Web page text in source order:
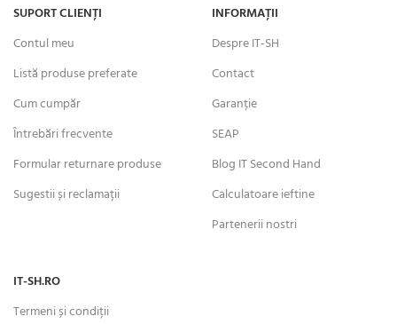
SUPORT CLIENȚI
Contul meu
Listă produse preferate
Cum cumpăr
Întrebări frecvente
Formular returnare produse
Sugestii și reclamații
INFORMAȚII
Despre IT-SH
Contact
Garanție
SEAP
Blog IT Second Hand
Calculatoare ieftine
Partenerii nostri
IT-SH.RO
Termeni și condiții